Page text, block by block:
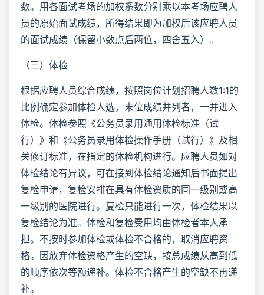
数。用各面试考场的加权系数分别乘以本考场应聘人
员的原始面试成绩，所得结果即为加权后该应聘人员
的面试成绩（保留小数点后两位，四舍五入）。
（三）体检
根据应聘人员综合成绩，按照岗位计划招聘人数1:1的
比例确定参加体检人选，末位成绩并列者，一并进入
体检。体检参照《公务员录用通用体检标准（试
行）》和《公务员录用体检操作手册（试行）》及相
关修订标准，在指定的体检机构进行。应聘人员如对
体检结论有异议，可在接到体检结论通知后书面提出
复检申请，复检安排在具有体检资质的同一级别或高
一级别的医院进行。复检只能进行一次，体检结果以
复检结论为准。体检和复检费用均由体检者本人承
担。不按时参加体检或体检不合格的，取消应聘资
格。因放弃体检资格产生的空缺，按总成绩从高到低
的顺序依次等额递补。体检不合格产生的空缺不再递
补。